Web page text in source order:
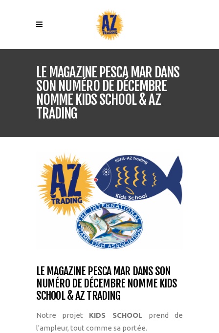
LE MAGAZINE PESCA MAR DANS
SON NUMÉRO DE DÉCEMBRE
NOMME KIDS SCHOOL & AZ
TRADING
LE MAGAZINE PESCA MAR DANS SON
NUMÉRO DE DÉCEMBRE NOMME KIDS
SCHOOL & AZ TRADING
Notre projet KIDS SCHOOL prend de
l'ampleur, tout comme sa portée.